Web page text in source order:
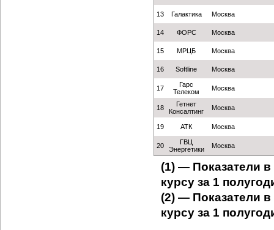
13 Галактика Москва
14 ФОРС Москва
15 МРЦБ Москва
16 Softline Москва
17
Гарс
Телеком
Москва
18
Гетнет
Консалтинг
Москва
19 АТК Москва
20
ГВЦ
Энергетики
Москва
(1) — Показатели
курсу за 1
(2) — Показатели
курсу за 1